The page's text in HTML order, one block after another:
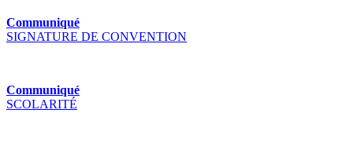
Communiqué
SIGNATURE DE CONVENTION
Communiqué
SCOLARITÉ